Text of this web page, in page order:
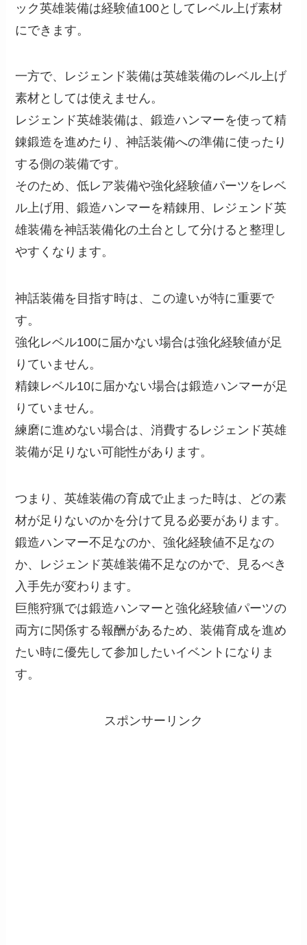
ック英雄装備は経験値100としてレベル上げ素材
にできます。
一方で、レジェンド装備は英雄装備のレベル上げ
素材としては使えません。
レジェンド英雄装備は、鍛造ハンマーを使って精
錬鍛造を進めたり、神話装備への準備に使ったり
する側の装備です。
そのため、低レア装備や強化経験値パーツをレベ
ル上げ用、鍛造ハンマーを精錬用、レジェンド英
雄装備を神話装備化の土台として分けると整理し
やすくなります。
神話装備を目指す時は、この違いが特に重要で
す。
強化レベル100に届かない場合は強化経験値が足
りていません。
精錬レベル10に届かない場合は鍛造ハンマーが足
りていません。
練磨に進めない場合は、消費するレジェンド英雄
装備が足りない可能性があります。
つまり、英雄装備の育成で止まった時は、どの素
材が足りないのかを分けて見る必要があります。
鍛造ハンマー不足なのか、強化経験値不足なの
か、レジェンド英雄装備不足なのかで、見るべき
入手先が変わります。
巨熊狩猟では鍛造ハンマーと強化経験値パーツの
両方に関係する報酬があるため、装備育成を進め
たい時に優先して参加したいイベントになりま
す。
スポンサーリンク